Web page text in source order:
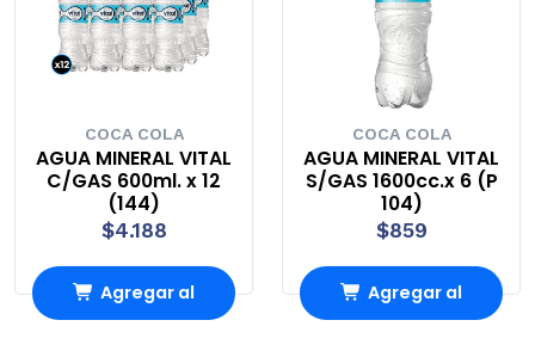
COCA COLA
AGUA MINERAL VITAL
C/GAS 600ml. x 12
(144)
$4.188
Agregar al
COCA COLA
AGUA MINERAL VITAL
S/GAS 1600cc.x 6 (P
104)
$859
Agregar al